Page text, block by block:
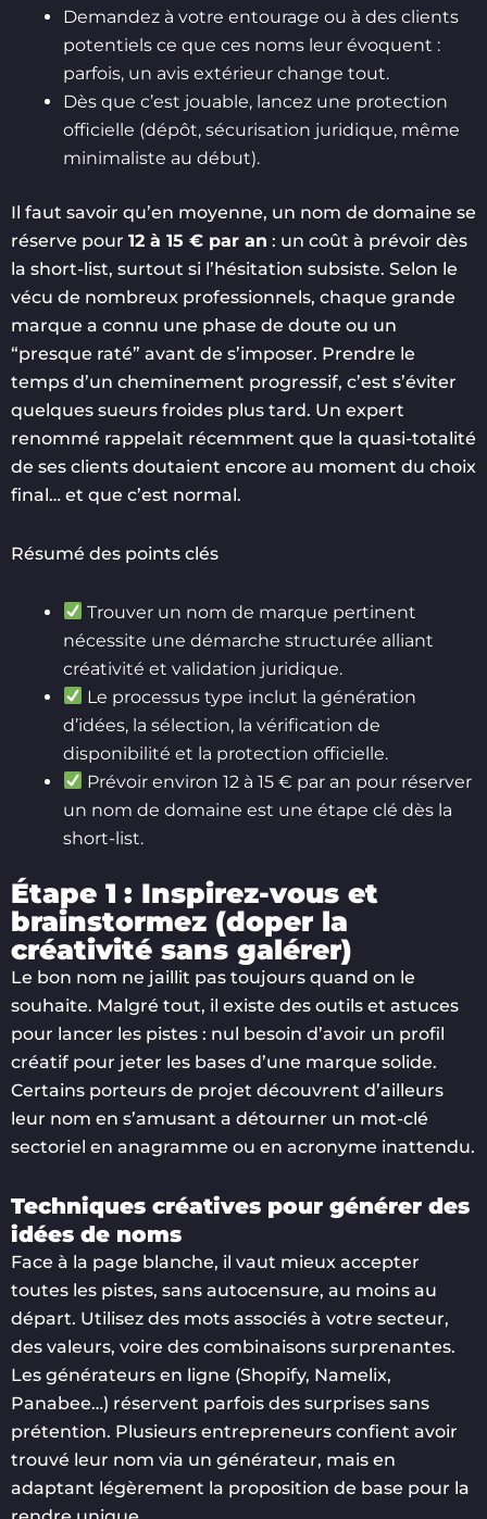
Demandez à votre entourage ou à des clients
potentiels ce que ces noms leur évoquent :
parfois, un avis extérieur change tout.
Dès que c’est jouable, lancez une protection
officielle (dépôt, sécurisation juridique, même
minimaliste au début).
Il faut savoir qu’en moyenne, un nom de domaine se
réserve pour 12 à 15 € par an : un coût à prévoir dès
la short-list, surtout si l’hésitation subsiste. Selon le
vécu de nombreux professionnels, chaque grande
marque a connu une phase de doute ou un
“presque raté” avant de s’imposer. Prendre le
temps d’un cheminement progressif, c’est s’éviter
quelques sueurs froides plus tard. Un expert
renommé rappelait récemment que la quasi-totalité
de ses clients doutaient encore au moment du choix
final… et que c’est normal.
Résumé des points clés
Trouver un nom de marque pertinent
nécessite une démarche structurée alliant
créativité et validation juridique.
Le processus type inclut la génération
d’idées, la sélection, la vérification de
disponibilité et la protection officielle.
Prévoir environ 12 à 15 € par an pour réserver
un nom de domaine est une étape clé dès la
short-list.
Étape 1 : Inspirez-vous et
brainstormez (doper la
créativité sans galérer)
Le bon nom ne jaillit pas toujours quand on le
souhaite. Malgré tout, il existe des outils et astuces
pour lancer les pistes : nul besoin d’avoir un profil
créatif pour jeter les bases d’une marque solide.
Certains porteurs de projet découvrent d’ailleurs
leur nom en s’amusant a détourner un mot-clé
sectoriel en anagramme ou en acronyme inattendu.
Techniques créatives pour générer des
idées de noms
Face à la page blanche, il vaut mieux accepter
toutes les pistes, sans autocensure, au moins au
départ. Utilisez des mots associés à votre secteur,
des valeurs, voire des combinaisons surprenantes.
Les générateurs en ligne (Shopify, Namelix,
Panabee…) réservent parfois des surprises sans
prétention. Plusieurs entrepreneurs confient avoir
trouvé leur nom via un générateur, mais en
adaptant légèrement la proposition de base pour la